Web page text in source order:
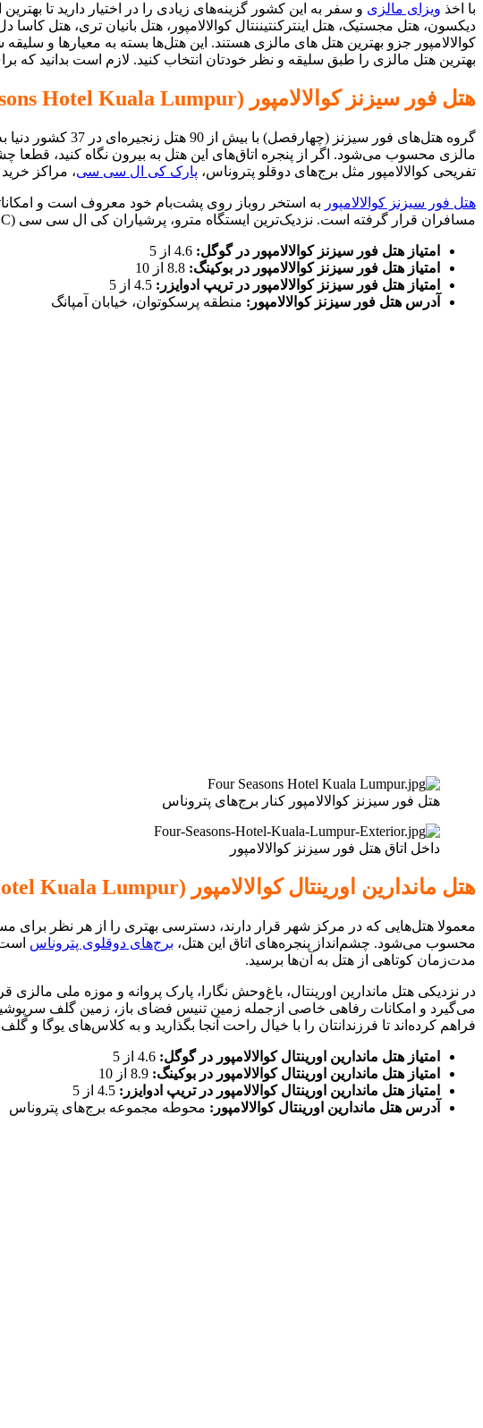
با اخذ ویزای مالزی و سفر به این کشور گزینه‌های زیادی را در اختیار دارید تا
دیکسون، هتل مجستیک، هتل اینترکنتیننتال کوالالامپور، هتل بانیان تری، هتل کاسا
کوالالامپور جزو بهترین هتل های مالزی هستند. این هتل‌ها بسته به معیارها و
بهترین هتل مالزی را طبق سلیقه و نظر خودتان انتخاب کنید. لازم است بدانید که برای سفرهای کمتر از 14
هتل فور سیزنز کوالالامپور (Four Seasons Hotel Kuala Lumpur)
مالزی محسوب می‌شود. اگر از پنجره اتاق‌های این هتل به بیرون نگاه کنید، قطعا
تفریحی کوالالامپور مثل برج‌های دوقلو پتروناس، پارک کی ال سی سی، مراکز
هتل فور سیزنز کوالالامپور به استخر روباز روی پشت‌بام خود معروف است و
مسافران قرار گرفته است. نزدیک‌ترین ایستگاه مترو، پرشیاران کی ال سی سی (Persiaran KLCC) است که با فاصله 10 دقیقه از این هتل قرار دارد.
امتیاز هتل فور سیزنز کوالالامپور در گوگل:
امتیاز هتل فور سیزنز کوالالامپور در بوکینگ:
امتیاز هتل فور سیزنز کوالالامپور در تریپ ادوایزر:
آدرس هتل فور سیزنز کوالالامپور: منطقه پرسکوتوان، خیابان آمپانگ
هتل فور سیزنز کوالالامپور کنار برج‌های پتروناس
داخل اتاق هتل فور سیزنز کوالالامپور
هتل ماندارین اورینتال کوالالامپور (Mandarin Oriental Hotel Kuala Lumpur)
معمولا هتل‌هایی که در مرکز شهر قرار دارند، دسترسی بهتری را از هر نظر برای
محسوب می‌شود. چشم‌انداز پنجره‌های اتاق این هتل، برج‌های دوقلوی پتروناس
مدت‌زمان کوتاهی از هتل به آن‌ها برسید.
می‌گیرد و امکانات رفاهی خاصی ازجمله زمین تنیس فضای باز، زمین گلف
فراهم کرده‌اند تا فرزندانتان را با خیال راحت آنجا بگذارید و به کلاس‌های یوگا و
امتیاز هتل ماندارین اورینتال کوالالامپور در گوگل:
امتیاز هتل ماندارین اورینتال کوالالامپور در بوکینگ:
امتیاز هتل ماندارین اورینتال کوالالامپور در تریپ ادوایزر:
آدرس هتل ماندارین اورینتال کوالالامپور: محوطه مجموعه برج‌های پتروناس